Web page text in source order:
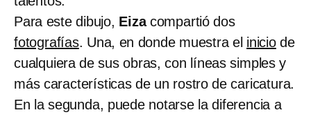
Para este dibujo, Eizacompartió dos
fotografías. Una, en donde muestra el iniciode
cualquiera de sus obras, con líneas simples y
más características de un rostro de caricatura.
En la segunda, puede notarse la diferencia a